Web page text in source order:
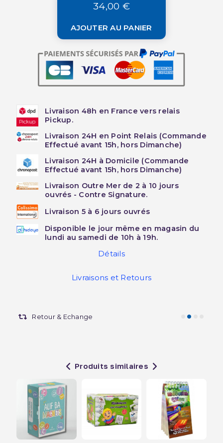
34,00 €
AJOUTER AU PANIER
Livraison 48h en France vers relais
Pickup.
Livraison 24H en Point Relais (Commande
Effectué avant 15h, hors Dimanche)
Livraison 24H à Domicile (Commande
Effectué avant 15h, hors Dimanche)
Livraison Outre Mer de 2 à 10 jours
ouvrés - Contre Signature.
Livraison 5 à 6 jours ouvrés
Disponible le jour même en magasin du
lundi au samedi de 10h à 19h.
Détails
Livraisons et Retours
Retour & Echange
Produits similaires